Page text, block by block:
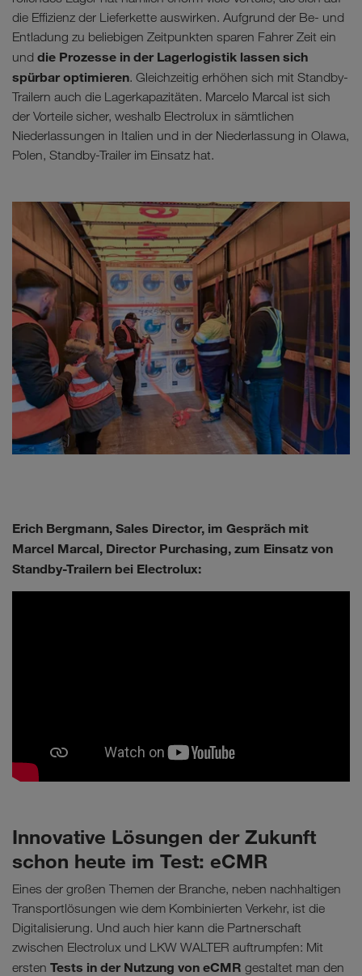
die Effizienz der Lieferkette auswirken. Aufgrund der Be- und
Entladung zu beliebigen Zeitpunkten sparen Fahrer Zeit ein
und die Prozesse in der Lagerlogistik lassen sich
spürbar optimieren. Gleichzeitig erhöhen sich mit Standby-
Trailern auch die Lagerkapazitäten. Marcelo Marcal ist sich
der Vorteile sicher, weshalb Electrolux in sämtlichen
Niederlassungen in Italien und in der Niederlassung in Olawa,
Polen, Standby-Trailer im Einsatz hat.
Erich Bergmann, Sales Director, im Gespräch mit
Marcel Marcal, Director Purchasing, zum Einsatz von
Standby-Trailern bei Electrolux:
Innovative Lösungen der Zukunft
schon heute im Test: eCMR
Eines der großen Themen der Branche, neben nachhaltigen
Transportlösungen wie dem Kombinierten Verkehr, ist die
Digitalisierung. Und auch hier kann die Partnerschaft
zwischen Electrolux und LKW WALTER auftrumpfen: Mit
ersten Tests in der Nutzung von eCMR gestaltet man den